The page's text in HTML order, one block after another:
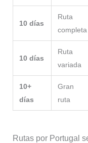
10 días
Ruta
completa
10 días
Ruta
variada
10+
días
Gran
ruta
Rutas por Portugal